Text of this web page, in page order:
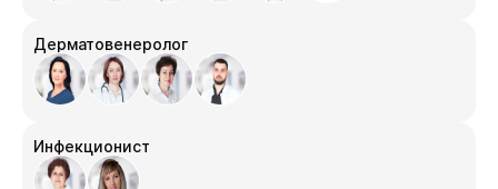
Дерматовенеролог
Инфекционист